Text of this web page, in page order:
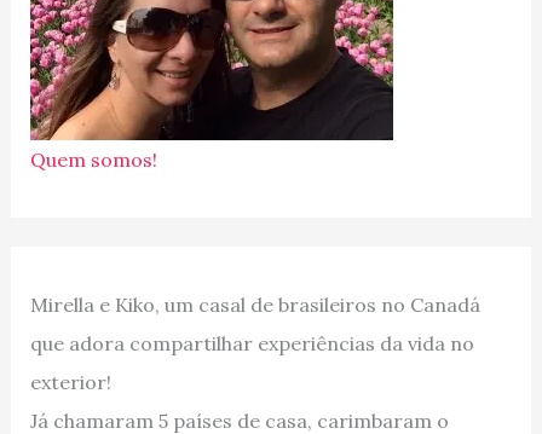
Quem somos!
Mirella e Kiko, um casal de brasileiros no Canadá
que adora compartilhar experiências da vida no
exterior!
Já chamaram 5 países de casa, carimbaram o